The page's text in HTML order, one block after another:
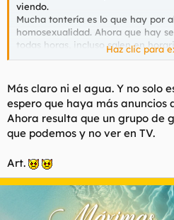
viendo.
Mucha tontería es lo que hay por
homosexualidad. Ahora que hay
todas horas, incluso salen en
este revuelo?
Un saludo
Haz clic para
Más claro ni el agua. Y no solo
espero que haya más anuncios
Ahora resulta que un grupo de
que podemos y no ver en TV.
Art.